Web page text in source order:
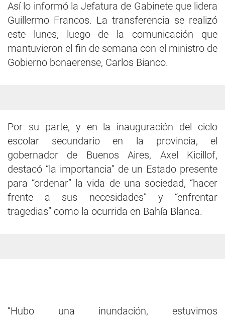
Así lo informó la Jefatura de Gabinete que lidera
Guillermo Francos. La transferencia se realizó
este lunes, luego de la comunicación que
mantuvieron el fin de semana con el ministro de
Gobierno bonaerense, Carlos Bianco.
Por su parte, y en la inauguración del ciclo
escolar secundario en la provincia, el
gobernador de Buenos Aires, Axel Kicillof,
destacó “la importancia” de un Estado presente
para “ordenar” la vida de una sociedad, “hacer
frente a sus necesidades” y “enfrentar
tragedias” como la ocurrida en Bahía Blanca.
“Hubo una inundación, estuvimos